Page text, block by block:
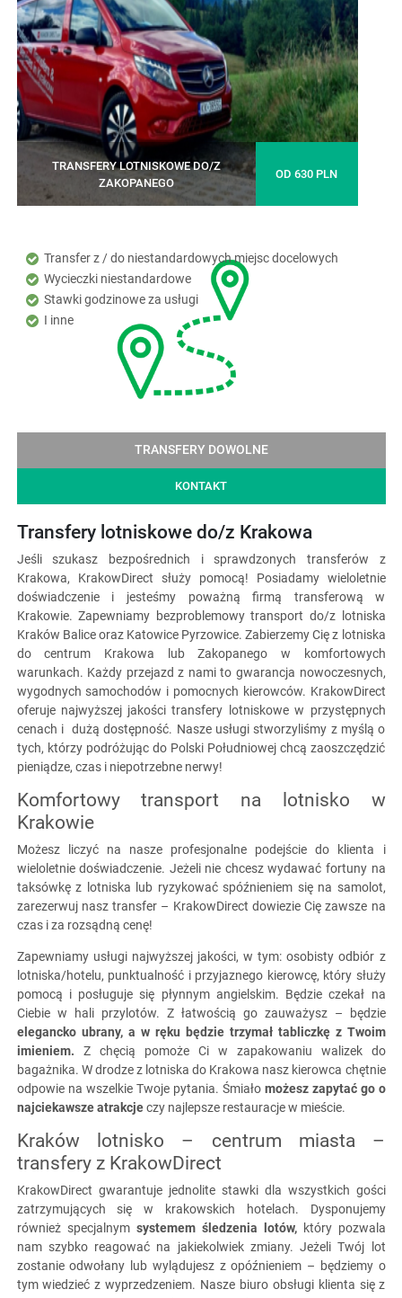
TRANSFERY LOTNISKOWE DO/Z
ZAKOPANEGO
OD 630 PLN
TRANSFER
Z/NA
LOTNISKO
KATOWICE-
PYRZOWICE
ZAKOPANEGO
OD
1200
PLN
Transfer z / do niestandardowych miejsc docelowych
Wycieczki niestandardowe
Stawki godzinowe za usługi
I inne
TRANSFERY DOWOLNE
KONTAKT
Transfery lotniskowe do/z Krakowa
Jeśli szukasz bezpośrednich i sprawdzonych transferów z
Krakowa, KrakowDirect służy pomocą! Posiadamy wieloletnie
doświadczenie i jesteśmy poważną firmą transferową w
Krakowie. Zapewniamy bezproblemowy transport do/z lotniska
Kraków Balice oraz Katowice Pyrzowice. Zabierzemy Cię z lotniska
do centrum Krakowa lub Zakopanego w komfortowych
warunkach. Każdy przejazd z nami to gwarancja nowoczesnych,
wygodnych samochodów i pomocnych kierowców. KrakowDirect
oferuje najwyższej jakości transfery lotniskowe w przystępnych
cenach i dużą dostępność. Nasze usługi stworzyliśmy z myślą o
tych, którzy podróżując do Polski Południowej chcą zaoszczędzić
pieniądze, czas i niepotrzebne nerwy!
Komfortowy transport na lotnisko w
Krakowie
Możesz liczyć na nasze profesjonalne podejście do klienta i
wieloletnie doświadczenie. Jeżeli nie chcesz wydawać fortuny na
taksówkę z lotniska lub ryzykować spóźnieniem się na samolot,
zarezerwuj nasz transfer – KrakowDirect dowiezie Cię zawsze na
czas i za rozsądną cenę!
Zapewniamy usługi najwyższej jakości, w tym: osobisty odbiór z
lotniska/hotelu, punktualność i przyjaznego kierowcę, który służy
pomocą i posługuje się płynnym angielskim. Będzie czekał na
Ciebie w hali przylotów. Z łatwością go zauważysz – będzie
elegancko ubrany, a w ręku będzie trzymał tabliczkę z Twoim
imieniem. Z chęcią pomoże Ci w zapakowaniu walizek do
bagażnika. W drodze z lotniska do Krakowa nasz kierowca chętnie
odpowie na wszelkie Twoje pytania. Śmiałomożesz zapytać go o
najciekawsze atrakcjeczy najlepsze restauracje w mieście.
Kraków lotnisko – centrum miasta –
transfery z KrakowDirect
KrakowDirect gwarantuje jednolite stawki dla wszystkich gości
zatrzymujących się w krakowskich hotelach. Dysponujemy
również specjalnymsystemem śledzenia lotów,który pozwala
nam szybko reagować na jakiekolwiek zmiany. Jeżeli Twój lot
zostanie odwołany lub wylądujesz z opóźnieniem – będziemy o
tym wiedzieć z wyprzedzeniem. Nasze biuro obsługi klienta się z